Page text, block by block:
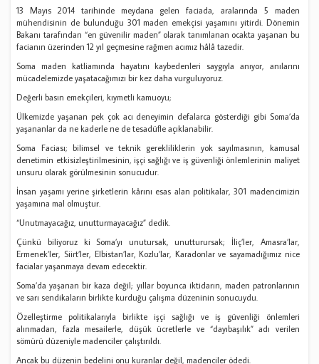
13 Mayıs 2014 tarihinde meydana gelen faciada, aralarında 5 maden
mühendisinin de bulunduğu 301 maden emekçisi yaşamını yitirdi. Dönemin
Bakanı tarafından “en güvenilir maden” olarak tanımlanan ocakta yaşanan bu
facianın üzerinden 12 yıl geçmesine rağmen acımız hâlâ tazedir.
Soma maden katliamında hayatını kaybedenleri saygıyla anıyor, anılarını
mücadelemizde yaşatacağımızı bir kez daha vurguluyoruz.
Değerli basın emekçileri, kıymetli kamuoyu;
Ülkemizde yaşanan pek çok acı deneyimin defalarca gösterdiği gibi Soma’da
yaşananlar da ne kaderle ne de tesadüfle açıklanabilir.
Soma Faciası; bilimsel ve teknik gerekliliklerin yok sayılmasının, kamusal
denetimin etkisizleştirilmesinin, işçi sağlığı ve iş güvenliği önlemlerinin maliyet
unsuru olarak görülmesinin sonucudur.
İnsan yaşamı yerine şirketlerin kârını esas alan politikalar, 301 madencimizin
yaşamına mal olmuştur.
“Unutmayacağız, unutturmayacağız” dedik.
Çünkü biliyoruz ki Soma’yı unutursak, unutturursak; İliç’ler, Amasra’lar,
Ermenek’ler, Siirt’ler, Elbistan’lar, Kozlu’lar, Karadonlar ve sayamadığımız nice
facialar yaşanmaya devam edecektir.
Soma’da yaşanan bir kaza değil; yıllar boyunca iktidarın, maden patronlarının
ve sarı sendikaların birlikte kurduğu çalışma düzeninin sonucuydu.
Özelleştirme politikalarıyla birlikte işçi sağlığı ve iş güvenliği önlemleri
alınmadan, fazla mesailerle, düşük ücretlerle ve “dayıbaşılık” adı verilen
sömürü düzeniyle madenciler çalıştırıldı.
Ancak bu düzenin bedelini onu kuranlar değil, madenciler ödedi.